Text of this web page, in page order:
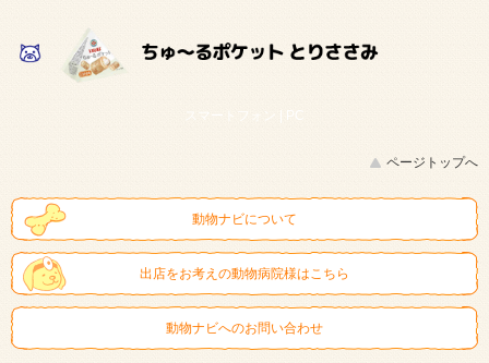
スマートフォン | PC
ページトップへ
動物ナビについて
出店をお考えの動物病院様はこちら
動物ナビへのお問い合わせ